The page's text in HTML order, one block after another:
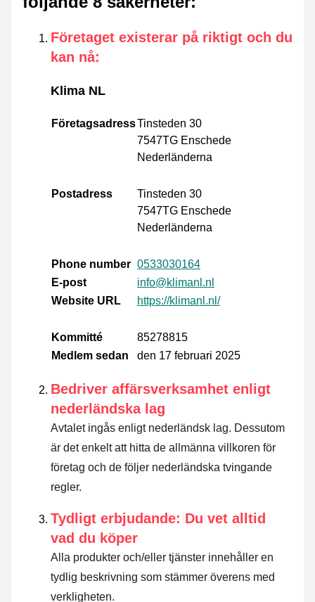
Företaget existerar på riktigt och du
kan nå:
Klima NL
FöretagsadressTinsteden 30
7547TG Enschede
Nederländerna
Postadress
Tinsteden 30
7547TG Enschede
Nederländerna
Phone number 0533030164
E-post
info@klimanl.nl
Website URL
https://klimanl.nl/
Kommitté
85278815
Medlem sedan
den 17 februari 2025
Bedriver affärsverksamhet enligt
nederländska lag
Avtalet ingås enligt nederländsk lag. Dessutom
är det enkelt att hitta de allmänna villkoren för
företag och de följer nederländska tvingande
regler.
Tydligt erbjudande: Du vet alltid
vad du köper
Alla produkter och/eller tjänster innehåller en
tydlig beskrivning som stämmer överens med
verkligheten.